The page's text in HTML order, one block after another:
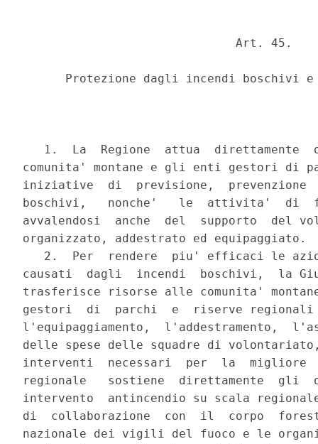
                              Art. 45.
Protezione dagli incendi boschivi
1.  La  Regione  attua  direttamente
comunita' montane e gli enti gestori di
iniziative  di  previsione,
boschivi,   nonche'   le  attivita'  di
avvalendosi  anche  del  supporto  del
organizzato, addestrato ed equipaggiato.
2.  Per  rendere  piu' efficaci le
causati  dagli  incendi  boschivi,  la
trasferisce risorse alle comunita'
gestori  di  parchi  e  riserve regionali
l'equipaggiamento,  l'addestramento,
delle spese delle squadre di
interventi  necessari  per  la  migliore
regionale   sostiene  direttamente  gli
intervento  antincendio su scala
di  collaborazione  con  il  corpo
nazionale dei vigili del fuoco e le